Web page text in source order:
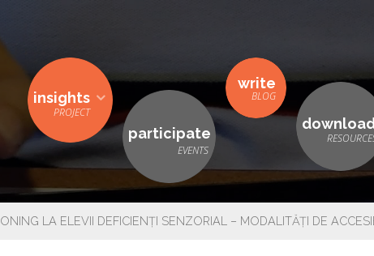
insights
participate
write
LA ELEVII DEFICIENȚI SENZORIAL – MODALITĂȚI DE